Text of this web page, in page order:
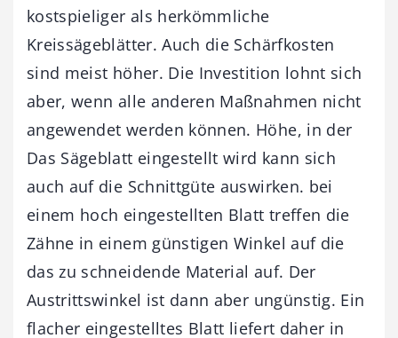
kostspieliger als herkömmliche
Kreissägeblätter. Auch die Schärfkosten
sind meist höher. Die Investition lohnt sich
aber, wenn alle anderen Maßnahmen nicht
angewendet werden können. Höhe, in der
Das Sägeblatt eingestellt wird kann sich
auch auf die Schnittgüte auswirken. bei
einem hoch eingestellten Blatt treffen die
Zähne in einem günstigen Winkel auf die
das zu schneidende Material auf. Der
Austrittswinkel ist dann aber ungünstig. Ein
flacher eingestelltes Blatt liefert daher in